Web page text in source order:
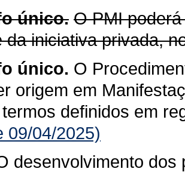
único. O PMI
da iniciativa privada,
único. O
origem em
definidos em
09/04/2025)
desenvolvimento dos